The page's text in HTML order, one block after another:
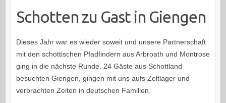
Schotten zu Gast in Giengen
Dieses Jahr war es wieder soweit und unsere Partnerschaft
mit den schottischen Pfadfindern aus Arbroath und Montrose
ging in die nächste Runde. 24 Gäste aus Schottland
besuchten Giengen, gingen mit uns aufs Zeltlager und
verbrachten Zeiten in deutschen Familien.